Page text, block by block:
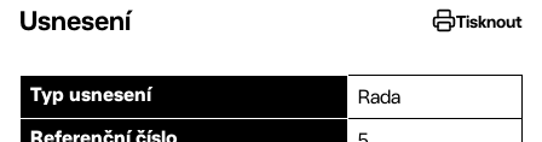
Usnesení Tisknout
Typ usnesení Rada